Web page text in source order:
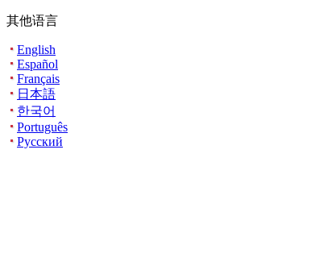
其他语言
English
Español
Français
日本語
한국어
Português
Русский